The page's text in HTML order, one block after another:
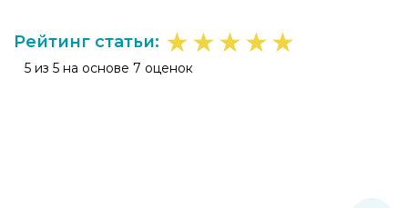
Рейтинг статьи: ★★★★★
5 из 5 на основе 7 оценок